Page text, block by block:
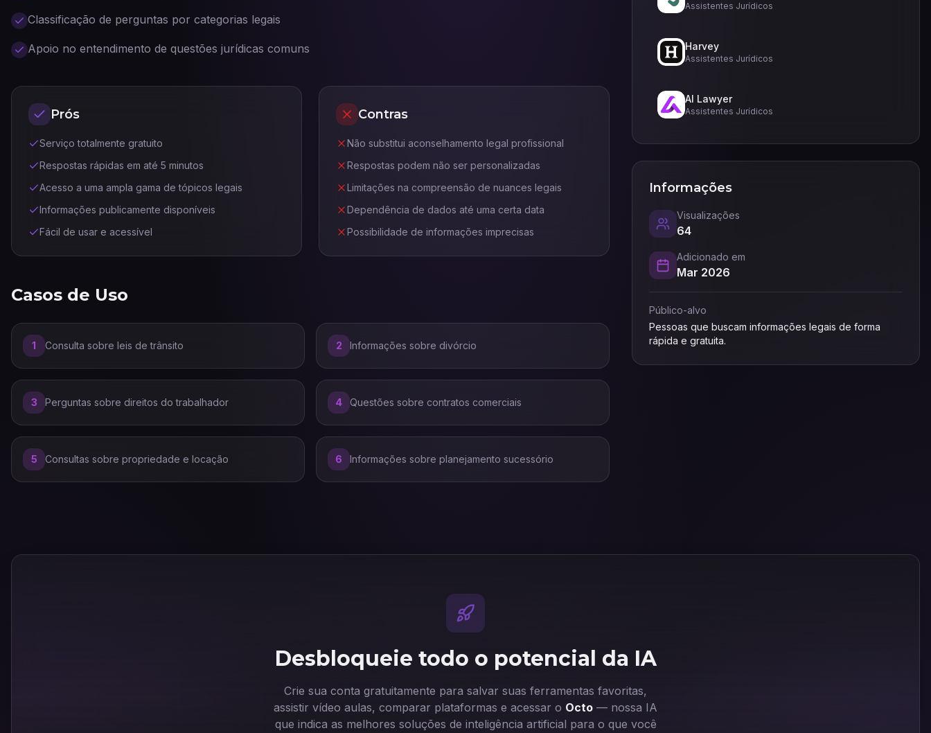
Classificação de perguntas por categorias legais
Apoio no entendimento de questões jurídicas comuns
Prós
Serviço totalmente gratuito
Respostas rápidas em até 5 minutos
Acesso a uma ampla gama de tópicos legais
Informações publicamente disponíveis
Fácil de usar e acessível
Contras
Não substitui aconselhamento legal profissional
Respostas podem não ser personalizadas
Limitações na compreensão de nuances legais
Dependência de dados até uma certa data
Possibilidade de informações imprecisas
Casos de Uso
1 Consulta sobre leis de trânsito 2 Informações sobre divórcio
3 Perguntas sobre direitos do trabalhador 4 Questões sobre contratos comerciais
5 Consultas sobre propriedade e locação 6 Informações sobre planejamento sucessório
Assistentes Jurídicos
Harvey
Assistentes Jurídicos
AI Lawyer
Assistentes Jurídicos
Informações
Visualizações
64
Adicionado em
Mar 2026
Público-alvo
Pessoas que buscam informações legais de forma
rápida e gratuita.
Desbloqueie todo o potencial da IA
Crie sua conta gratuitamente para salvar suas ferramentas favoritas,
assistir vídeo aulas, comparar plataformas e acessar o Octo — nossa IA
que indica as melhores soluções de inteligência artificial para o que você